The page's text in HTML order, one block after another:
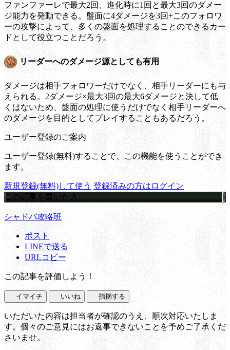
ファンファーレで最大2回、進化時に1回と最大3回のダメー
ジ能力を発動できる。盤面に4ダメージを3回+このフォロワ
ーの攻撃によって、多くの盤面を処理することのできるカー
ドとして役立つことだろう。
リーダーへのダメージ源としても有用
ダメージは相手フォロワーだけでなく、相手リーダーにも与
えられる。2ダメージ×最大3回の最大6ダメージと決して低
くはないため、盤面の処理に使うだけでなく相手リーダーへ
のダメージを目的としてプレイすることもあるだろう。
ユーザー登録のご案内
ユーザー登録(無料)することで、この機能を使うことができ
ます。
新規登録(無料)して使う 登録済みの方はログイン
この記事を書いた人
シャドバ攻略班
ポスト
LINEで送る
URLコピー
この記事を評価しよう！
イマイチ いいね 指摘する
いただいた内容は担当者が確認のうえ、順次対応いたしま
す。個々のご意見にはお返事できないことを予めご了承くだ
さいませ。